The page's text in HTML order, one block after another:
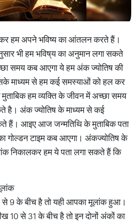
हम अपने भविष्य का आंतलन करते हैं।
भी हम भविष्‌य का अनुमान लगा सकते
समय कब आएगा ये हम अंक ज्योतिष की
माध्यम से हम कई समस्याओं को हल कर
हम व्यक्ति के जीवन में अच्छा समय
है। अंक ज्योतिष के माध्यम से कई
हैं। आइए आज जन्मतिथि के मुताबिक पता
गोल्डन टाइम कब आएगा। अंकज्योतिष के
निकालकर हम ये पता लगा सकते हैं कि
से 9 के बीच है तो यही आपका मूलांक हुआ।
10 से 31 के बीच है तो इन दोनों अंकों का